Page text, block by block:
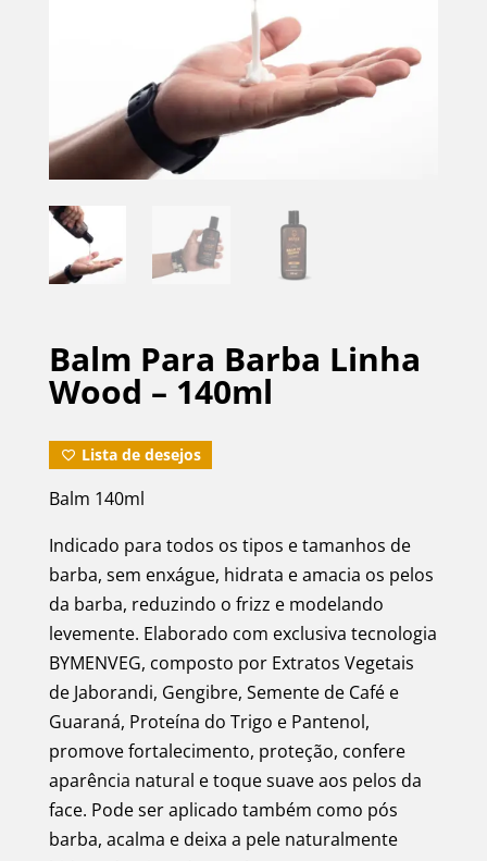
Balm Para Barba Linha
Wood – 140ml
Lista de desejos
Balm 140ml
Indicado para todos os tipos e tamanhos de
barba, sem enxágue, hidrata e amacia os pelos
da barba, reduzindo o frizz e modelando
levemente. Elaborado com exclusiva tecnologia
BYMENVEG, composto por Extratos Vegetais
de Jaborandi, Gengibre, Semente de Café e
Guaraná, Proteína do Trigo e Pantenol,
promove fortalecimento, proteção, confere
aparência natural e toque suave aos pelos da
face. Pode ser aplicado também como pós
barba, acalma e deixa a pele naturalmente